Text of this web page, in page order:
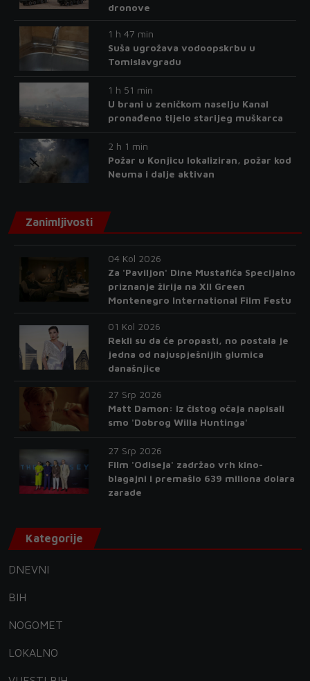
dronove
1 h 47 min
Suša ugrožava vodoopskrbu u
Tomislavgradu
1 h 51 min
U brani u zeničkom naselju Kanal
pronađeno tijelo starijeg muškarca
2 h 1 min
Požar u Konjicu lokaliziran, požar kod
Neuma i dalje aktivan
Zanimljivosti
04 Kol 2026
Za 'Paviljon' Dine Mustafića Specijalno
priznanje žirija na XII Green
Montenegro International Film Festu
01 Kol 2026
Rekli su da će propasti, no postala je
jedna od najuspješnijih glumica
današnjice
27 Srp 2026
Matt Damon: Iz čistog očaja napisali
smo 'Dobrog Willa Huntinga'
27 Srp 2026
Film 'Odiseja' zadržao vrh kino-
blagajni i premašio 639 miliona dolara
zarade
Kategorije
DNEVNI
BIH
NOGOMET
LOKALNO